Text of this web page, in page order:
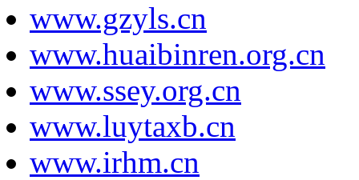
www.gzyls.cn
www.huaibinren.org.cn
www.ssey.org.cn
www.luytaxb.cn
www.irhm.cn